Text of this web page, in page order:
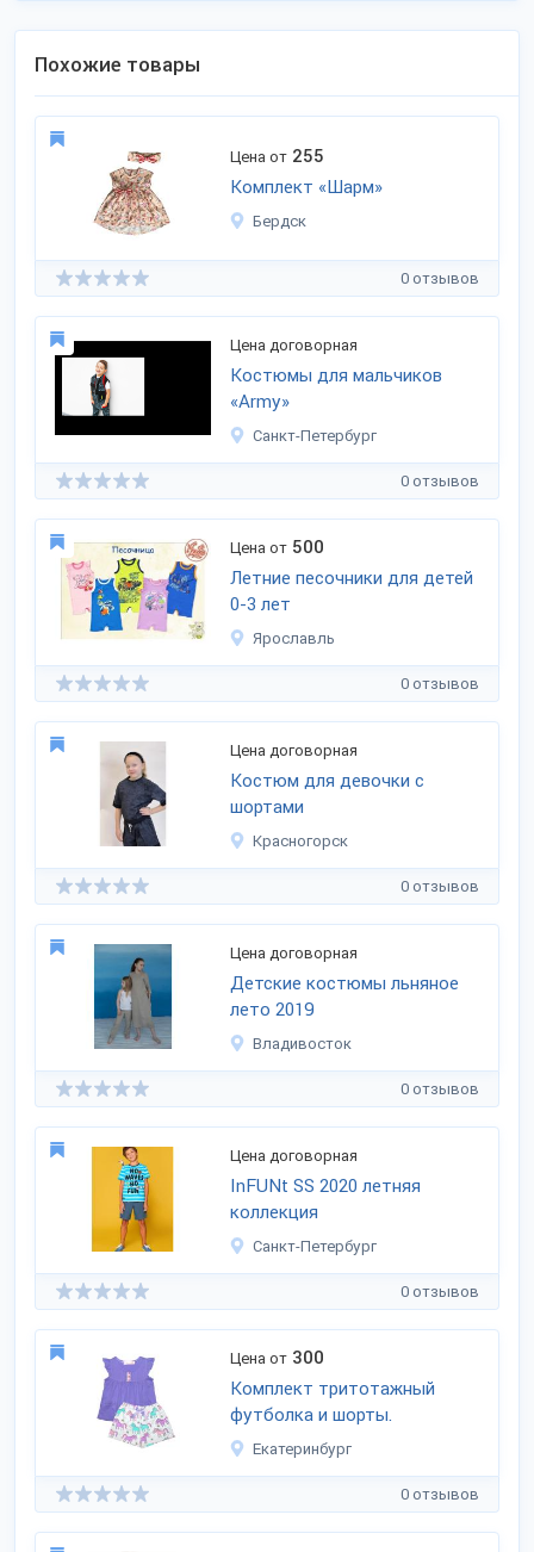
Похожие товары
Цена от 255
Комплект «Шарм»
Бердск
0 отзывов
Цена договорная
Костюмы для мальчиков
«Army»
Санкт-Петербург
0 отзывов
Цена от 500
Летние песочники для детей
0-3 лет
Ярославль
0 отзывов
Цена договорная
Костюм для девочки с
шортами
Красногорск
0 отзывов
Цена договорная
Детские костюмы льняное
лето 2019
Владивосток
0 отзывов
Цена договорная
InFUNt SS 2020 летняя
коллекция
Санкт-Петербург
0 отзывов
Цена от 300
Комплект тритотажный
футболка и шорты.
Екатеринбург
0 отзывов